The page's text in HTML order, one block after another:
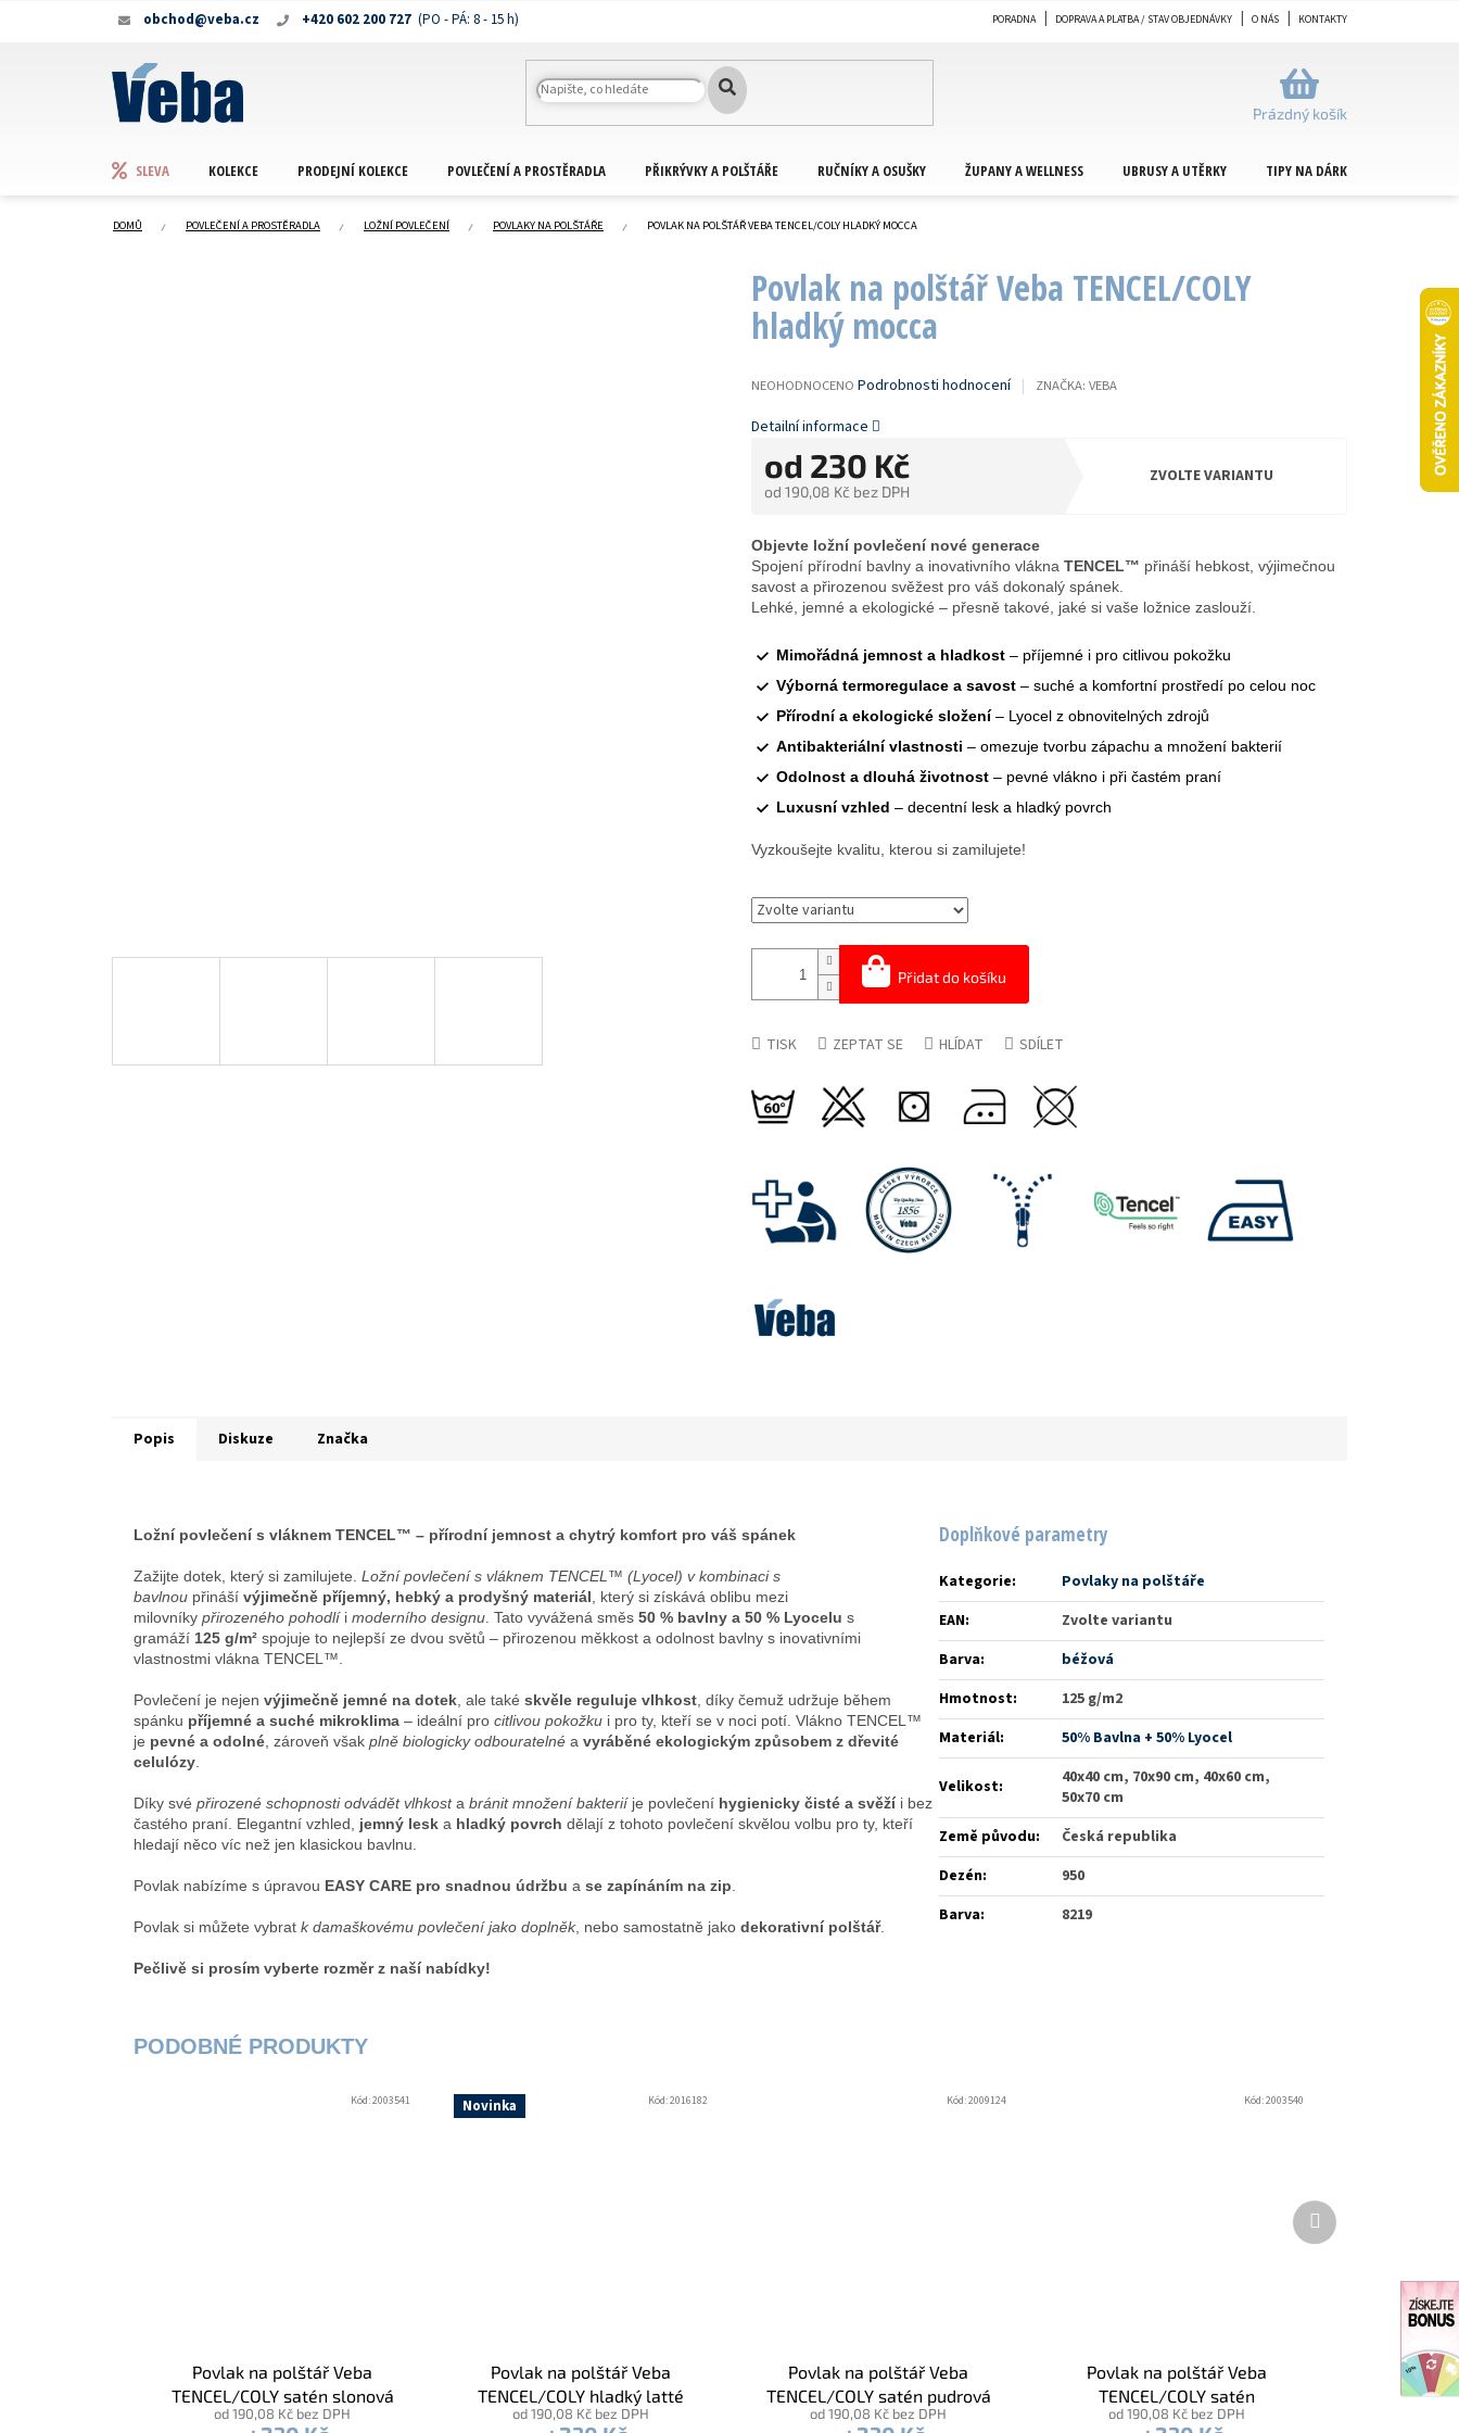
+420 602 200 727
obchod@veba.cz PORADNA DOPRAVA A PLATBA / STAV OBJEDNÁVKY O NÁS KONTAKTY
NÁKUPNÍ
KOŠÍK
Prázdný košík
SLEVA KOLEKCE PRODEJNÍ KOLEKCE POVLEČENÍ A PROSTĚRADLA PŘIKRÝVKY A POLŠTÁŘE RUČNÍKY A OSUŠKY ŽUPANY A WELLNESS UBRUSY A UTĚRKY TIPY NA DÁRKY
DOMŮ POVLEČENÍ A PROSTĚRADLA LOŽNÍ POVLEČENÍ POVLAKY NA POLŠTÁŘE POVLAK NA POLŠTÁŘ VEBA TENCEL/COLY HLADKÝ MOCCA
Povlak na polštář Veba TENCEL/COLY
hladký mocca
PRŮMĚRNÉ
PRODUKTU
NEOHODNOCENO Podrobnosti hodnocení ZNAČKA: VEBA
od 230 Kč
od 190,08 Kč bez DPH
ZVOLTE VARIANTU
Přidat do košíku
Objevte ložní povlečení nové generace
Spojení přírodní bavlny a inovativního vlákna TENCEL™ přináší hebkost, výjimečnou
savost a přirozenou svěžest pro váš dokonalý spánek.
Lehké, jemné a ekologické – přesně takové, jaké si vaše ložnice zaslouží.
Mimořádná jemnost a hladkost – příjemné i pro citlivou pokožku
Výborná termoregulace a savost – suché a komfortní prostředí po celou noc
Přírodní a ekologické složení – Lyocel z obnovitelných zdrojů
Antibakteriální vlastnosti – omezuje tvorbu zápachu a množení bakterií
Odolnost a dlouhá životnost – pevné vlákno i při častém praní
Luxusní vzhled – decentní lesk a hladký povrch
Vyzkoušejte kvalitu, kterou si zamilujete!
Detailní informace
TISK ZEPTAT SE HLÍDAT SDÍLET
Popis Diskuze Značka
Ložní povlečení s vláknem TENCEL™ – přírodní jemnost a chytrý komfort pro váš spánek
Zažijte dotek, který si zamilujete. Ložní povlečení s vláknem TENCEL™ (Lyocel) v kombinaci s
bavlnou přináší výjimečně příjemný, hebký a prodyšný materiál, který si získává oblibu mezi
milovníky přirozeného pohodlí i moderního designu. Tato vyvážená směs 50 % bavlny a 50 % Lyocelu s
gramáží 125 g/m² spojuje to nejlepší ze dvou světů – přirozenou měkkost a odolnost bavlny s inovativními
vlastnostmi vlákna TENCEL™.
Povlečení je nejen výjimečně jemné na dotek, ale také skvěle reguluje vlhkost, díky čemuž udržuje během
spánku příjemné a suché mikroklima – ideální pro citlivou pokožku i pro ty, kteří se v noci potí. Vlákno TENCEL™
je pevné a odolné, zároveň však plně biologicky odbouratelné a vyráběné ekologickým způsobem z dřevité
celulózy.
Díky své přirozené schopnosti odvádět vlhkost a bránit množení bakterií je povlečení hygienicky čisté a svěží i bez
častého praní. Elegantní vzhled, jemný lesk a hladký povrch dělají z tohoto povlečení skvělou volbu pro ty, kteří
hledají něco víc než jen klasickou bavlnu.
Povlak nabízíme s úpravou EASY CARE pro snadnou údržbu a se zapínáním na zip.
Povlak si můžete vybrat k damaškovému povlečení jako doplněk, nebo samostatně jako dekorativní polštář.
Pečlivě si prosím vyberte rozměr z naší nabídky!
Doplňkové parametry
Kategorie:
Povlaky na polštáře
EAN:
Zvolte variantu
Barva:
béžová
Hmotnost:
125 g/m2
Materiál: 50% Bavlna + 50% Lyocel
Velikost:
40x40 cm, 70x90 cm, 40x60 cm,
50x70 cm
Země původu:
Česká republika
Dezén:
950
Barva: 8219
Povlak na polštář Veba
TENCEL/COLY satén slonová
kost
od 190,08 Kč bez DPH
Kód:2003541 Novinka
Povlak na polštář Veba
TENCEL/COLY hladký latté
od 190,08 Kč bez DPH
Kód:2016182
Povlak na polštář Veba
TENCEL/COLY satén pudrová
od 190,08 Kč bez DPH
Kód:2009124
Povlak na polštář Veba
TENCEL/COLY satén
starorůžová
od 190,08 Kč bez DPH
Kód:2003540
Další
produkt